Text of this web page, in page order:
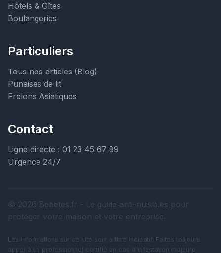
Hôtels & Gîtes
Boulangeries
Particuliers
Tous nos articles (Blog)
Punaises de lit
Frelons Asiatiques
Contact
Ligne directe : 01 23 45 67 89
Urgence 24/7
© 2026 Bebetes.fr - Le guide anti-nuisibles pour
protéger votre maison et votre entreprise.
Les informations sur ce site sont à titre indicatif. Faites toujours
appel à un professionnel certifié en cas d'infestation majeure.